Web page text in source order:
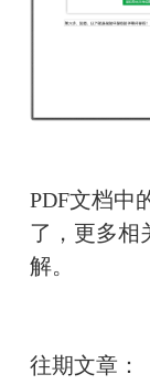
PDF文档中
了，更多相
解。
往期文章：